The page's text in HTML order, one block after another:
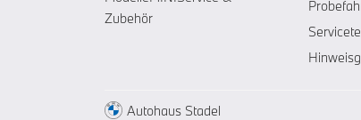
Zubehör
Autohaus Stadel